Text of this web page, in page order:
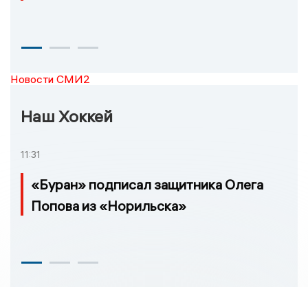
Новости СМИ2
Наш Хоккей
11:31
«Буран» подписал защитника Олега
Попова из «Норильска»